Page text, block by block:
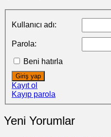
Kullanıcı adı:
Parola:
Beni hatırla
Giriş yap
Kayıt ol
Kayıp parola
Yeni Yorumlar